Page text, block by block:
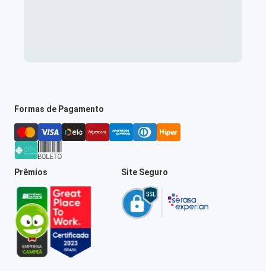
Formas de Pagamento
Prêmios Site Seguro